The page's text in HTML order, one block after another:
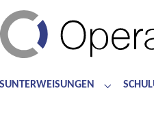
"Bedienerschulungen"Submenu